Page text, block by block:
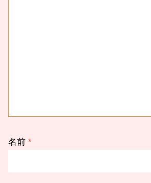
名前 *